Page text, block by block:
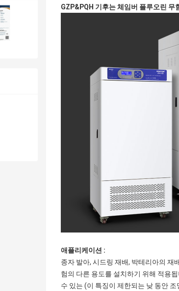
GZP&PQH 기후는 체임버 플루오린
애플리케이션 :
종자 발아, 시드링 재배, 박테리아의 재
험의 다른 용도를 설치하기 위해 적용
수 있는 (이 특징이 제한되는 낮 동안